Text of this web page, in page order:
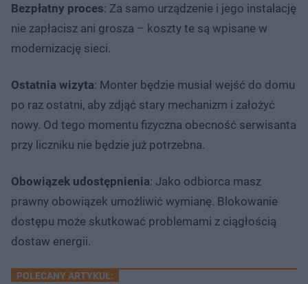
Bezpłatny proces: Za samo urządzenie i jego instalację
nie zapłacisz ani grosza – koszty te są wpisane w
modernizację sieci.
Ostatnia wizyta: Monter będzie musiał wejść do domu
po raz ostatni, aby zdjąć stary mechanizm i założyć
nowy. Od tego momentu fizyczna obecność serwisanta
przy liczniku nie będzie już potrzebna.
Obowiązek udostępnienia: Jako odbiorca masz
prawny obowiązek umożliwić wymianę. Blokowanie
dostępu może skutkować problemami z ciągłością
dostaw energii.
POLECANY ARTYKUŁ: